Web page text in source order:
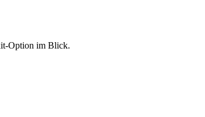
Option im Blick.